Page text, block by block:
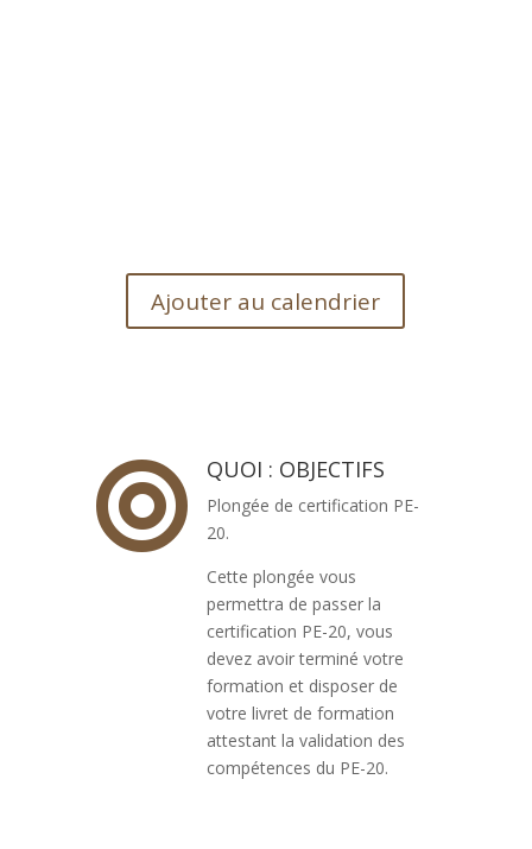
Ajouter au calendrier
 QUOI : OBJECTIFS
Plongée de certification PE-
20.
Cette plongée vous
permettra de passer la
certification PE-20, vous
devez avoir terminé votre
formation et disposer de
votre livret de formation
attestant la validation des
compétences du PE-20.